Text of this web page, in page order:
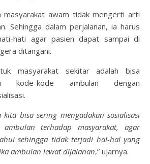
masyarakat awam tidak mengerti arti
Sehingga dalam perjalanan, ia harus
hati agar pasien dapat sampai di
ditangani.
masyarakat sekitar adalah bisa
kode-kode ambulan dengan
kita bisa sering mengadakan sosialisasi
ambulan terhadap masyarakat, agar
sehingga tidak terjadi hal-hal yang
ambulan lewat dijalanan,” ujarnya.